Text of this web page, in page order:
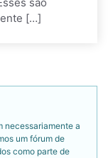
[…]
necessariamente a
um fórum de
como parte de